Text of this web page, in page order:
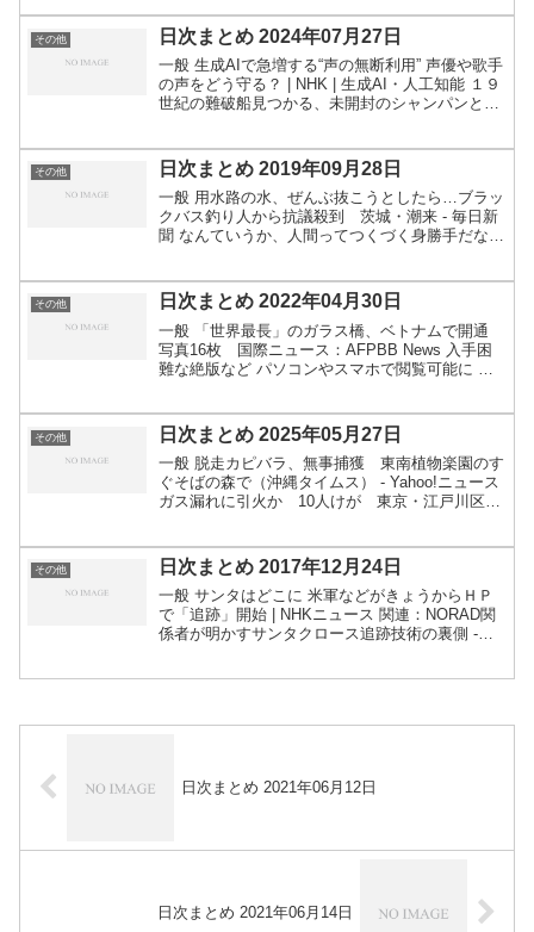
も 静岡 ...
その他 日次まとめ 2024年07月27日
一般 生成AIで急増する“声の無断利用” 声優や歌手
の声をどう守る？ | NHK | 生成AI・人工知能 １９
世紀の難破船見つかる、未開封のシャンパンと貴
その他 日次まとめ 2019年09月28日
一般 用水路の水、ぜんぶ抜こうとしたら…ブラッ
クバス釣り人から抗議殺到 茨城・潮来 - 毎日新
聞 なんていうか、人間ってつくづく身勝手だなぁ
ン ...
その他 日次まとめ 2022年04月30日
一般 「世界最長」のガラス橋、ベトナムで開通
写真16枚 国際ニュース：AFPBB News 入手困
難な絶版など パソコンやスマホで閲覧可能に 国
その他 日次まとめ 2025年05月27日
一般 脱走カピバラ、無事捕獲 東南植物楽園のす
ぐそばの森で（沖縄タイムス） - Yahoo!ニュース
ガス漏れに引火か 10人けが 東京・江戸川区の
その他 日次まとめ 2017年12月24日
一般 サンタはどこに 米軍などがきょうからＨＰ
で「追跡」開始 | NHKニュース 関連：NORAD関
係者が明かすサンタクロース追跡技術の裏側 -
日次まとめ 2021年06月12日
日次まとめ 2021年06月14日